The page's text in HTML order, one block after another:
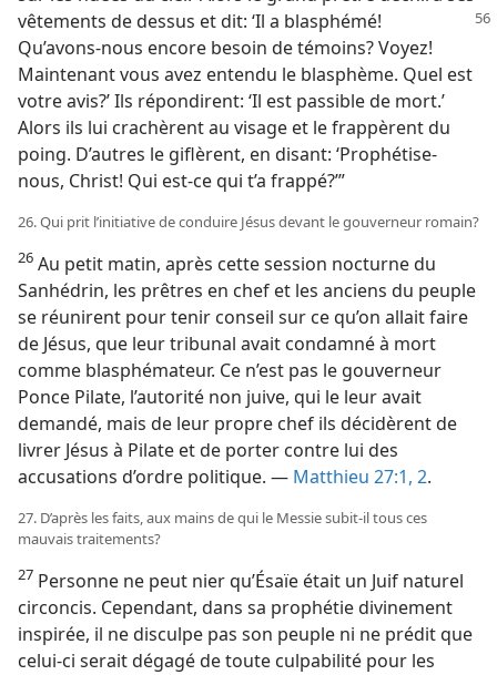
vêtements de dessus et dit: ‘Il a blasphémé!
Qu’avons-​nous encore besoin de témoins? Voyez!
Maintenant vous avez entendu le blasphème. Quel est
votre avis?’ Ils répondirent: ‘Il est passible de mort.’
Alors ils lui crachèrent au visage et le frappèrent du
poing. D’autres le giflèrent, en disant: ‘Prophétise-​
nous, Christ! Qui est-​ce qui t’a frappé?’”
26. Qui prit l’initiative de conduire Jésus devant le gouverneur romain?
26 Au petit matin, après cette session nocturne du
Sanhédrin, les prêtres en chef et les anciens du peuple
se réunirent pour tenir conseil sur ce qu’on allait faire
de Jésus, que leur tribunal avait condamné à mort
comme blasphémateur. Ce n’est pas le gouverneur
Ponce Pilate, l’autorité non juive, qui le leur avait
demandé, mais de leur propre chef ils décidèrent de
livrer Jésus à Pilate et de porter contre lui des
accusations d’ordre politique. — Matthieu 27:1, 2.
27. D’après les faits, aux mains de qui le Messie subit-​il tous ces
mauvais traitements?
27 Personne ne peut nier qu’Ésaïe était un Juif naturel
circoncis. Cependant, dans sa prophétie divinement
inspirée, il ne disculpe pas son peuple ni ne prédit que
celui-ci serait dégagé de toute culpabilité pour les